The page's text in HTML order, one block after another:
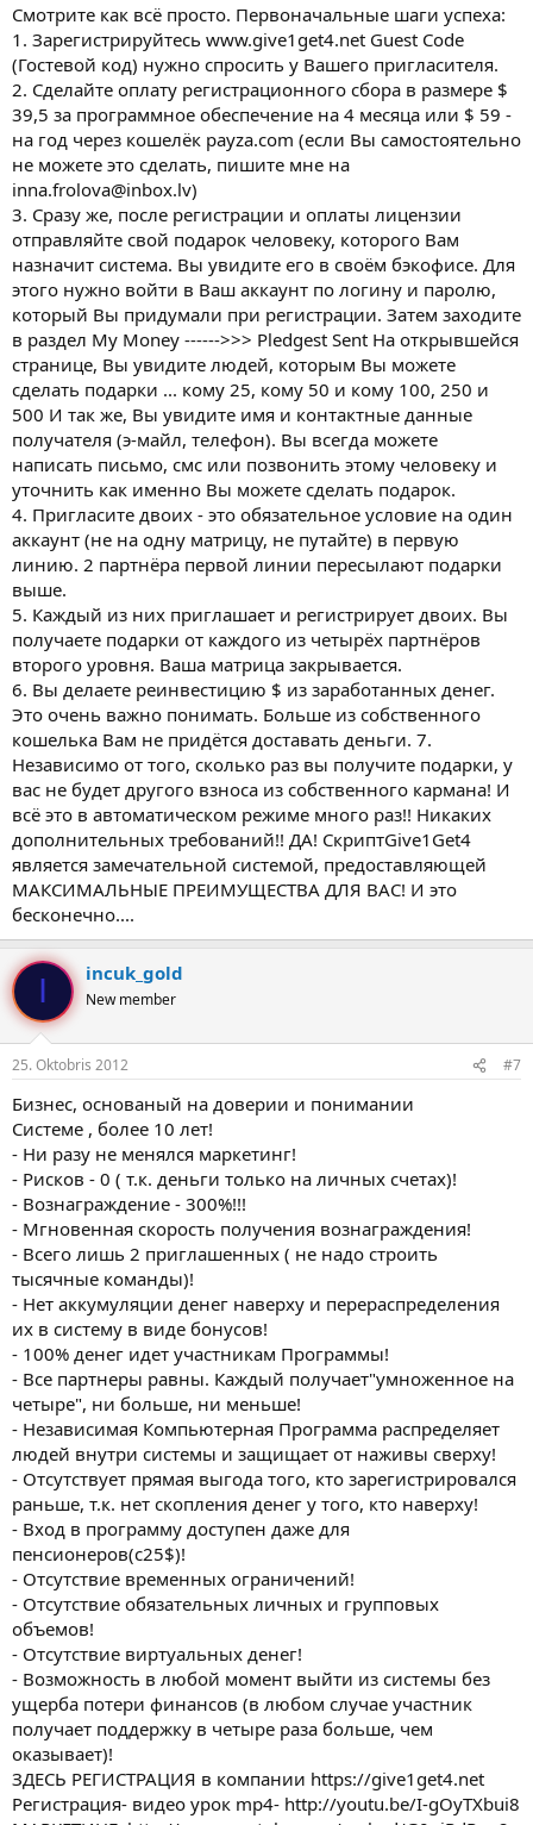
Смотрите как всё просто. Первоначальные шаги успеха:
1. Зарегистрируйтесь www.give1get4.net Guest Code
(Гостевой код) нужно спросить у Вашего пригласителя.
2. Сделайте оплату регистрационного сбора в размере $
39,5 за программное обеспечение на 4 месяца или $ 59 -
на год через кошелёк payza.com (если Вы самостоятельно
не можете это сделать, пишите мне на
inna.frolova@inbox.lv)
3. Сразу же, после регистрации и оплаты лицензии
отправляйте свой подарок человеку, которого Вам
назначит система. Вы увидите его в своём бэкофисе. Для
этого нужно войти в Ваш аккаунт по логину и паролю,
который Вы придумали при регистрации. Затем заходите
в раздел My Money ------>>> Pledgest Sent На открывшейся
странице, Вы увидите людей, которым Вы можете
сделать подарки ... кому 25, кому 50 и кому 100, 250 и
500 И так же, Вы увидите имя и контактные данные
получателя (э-майл, телефон). Вы всегда можете
написать письмо, смс или позвонить этому человеку и
уточнить как именно Вы можете сделать подарок.
4. Пригласите двоих - это обязательное условие на один
аккаунт (не на одну матрицу, не путайте) в первую
линию. 2 партнёра первой линии пересылают подарки
выше.
5. Каждый из них приглашает и регистрирует двоих. Вы
получаете подарки от каждого из четырёх партнёров
второго уровня. Ваша матрица закрывается.
6. Вы делаете реинвестицию $ из заработанных денег.
Это очень важно понимать. Больше из собственного
кошелька Вам не придётся доставать деньги. 7.
Независимо от того, сколько раз вы получите подарки, у
вас не будет другого взноса из собственного кармана! И
всё это в автоматическом режиме много раз!! Никаких
дополнительных требований!! ДА! СкриптGive1Get4
является замечательной системой, предоставляющей
МАКСИМАЛЬНЫЕ ПРЕИМУЩЕСТВА ДЛЯ ВАС! И это
бесконечно....
I incuk_gold
New member
25. Oktobris 2012 #7
Бизнес, основаный на доверии и понимании
Системе , более 10 лет!
- Ни разу не менялся маркетинг!
- Рисков - 0 ( т.к. деньги только на личных счетах)!
- Вознаграждение - 300%!!!
- Мгновенная скорость получения вознаграждения!
- Всего лишь 2 приглашенных ( не надо строить
тысячные команды)!
- Нет аккумуляции денег наверху и перераспределения
их в систему в виде бонусов!
- 100% денег идет участникам Программы!
- Все партнеры равны. Каждый получает"умноженное на
четыре", ни больше, ни меньше!
- Независимая Компьютерная Программа распределяет
людей внутри системы и защищает от наживы сверху!
- Отсутствует прямая выгода того, кто зарегистрировался
раньше, т.к. нет скопления денег у того, кто наверху!
- Вход в программу доступен даже для
пенсионеров(с25$)!
- Отсутствие временных ограничений!
- Отсутствие обязательных личных и групповых
объемов!
- Отсутствие виртуальных денег!
- Возможность в любой момент выйти из системы без
ущерба потери финансов (в любом случае участник
получает поддержку в четыре раза больше, чем
оказывает)!
ЗДЕСЬ РЕГИСТРАЦИЯ в компании https://give1get4.net
Регистрация- видео урок mp4- http://youtu.be/I-gOyTXbui8